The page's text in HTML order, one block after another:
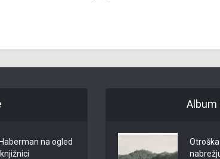
na ogled
Album